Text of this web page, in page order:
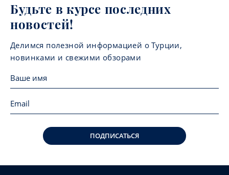
Будьте в курсе последних
новостей!
Делимся полезной информацией о Турции,
новинками и свежими обзорами
ПОДПИСАТЬСЯ